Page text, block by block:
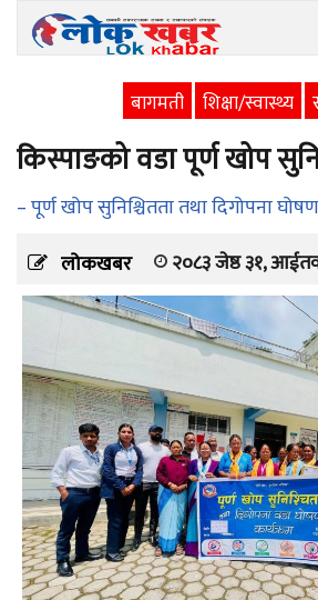
बागमती शिक्षा/स्वास्थ्य
किस्पाङको वडा पूर्ण खोप
– पूर्ण खोप सुनिश्चितता तथा दिगोपना
लोकखबर
२०८३ जेष्ठ ३१,